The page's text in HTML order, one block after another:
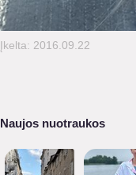
Įkelta: 2016.09.22
Naujos nuotraukos